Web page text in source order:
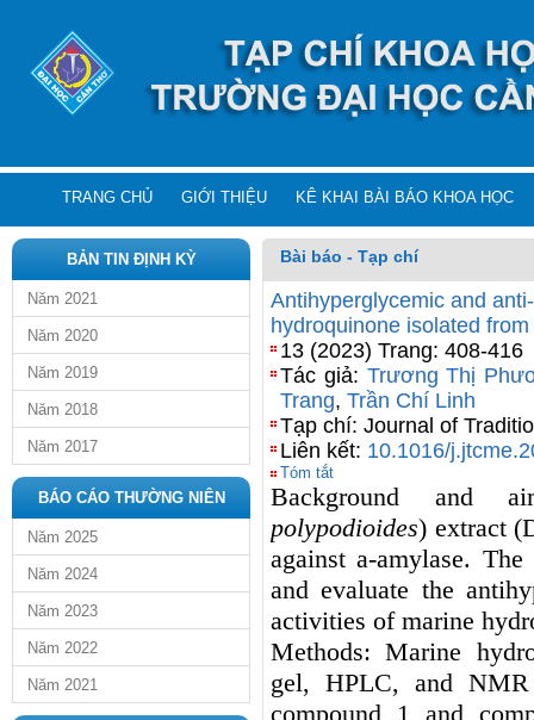
TRANG CHỦ GIỚI THIỆU KÊ KHAI BÀI BÁO KHOA HỌC
BẢN TIN ĐỊNH KỲ
Năm 2021
Năm 2020
Năm 2019
Năm 2018
Năm 2017
BÁO CÁO THƯỜNG NIÊN
Năm 2025
Năm 2024
Năm 2023
Năm 2022
Năm 2021
Bài báo - Tạp chí
Antihyperglycemic and
hydroquinone isolated
13 (2023) Trang: 408-416
Tác giả: Trương Thị
Trang, Trần Chí Linh
Tạp chí: Journal of
Liên kết: 10.1016/
Tóm tắt
Background and
polypodioides) extract
againsta-amylase.
and evaluate the
activities of marine
Methods:Marine
gel, HPLC, and
compound 1 and